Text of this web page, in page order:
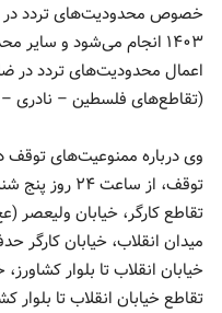
۱۴۰۳ انجام می‌شود و
اعمال محدودیت‌های تردد در
(تقاطع‌های فلسطین – نادری
تقاطع کارگر، خیابان
میدان انقلاب، خیابان کارگر
تقاطع خیابان انقلاب تا بلوار